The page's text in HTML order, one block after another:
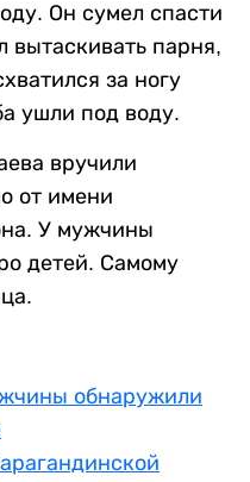
Он сумел спасти
вытаскивать парня,
за ногу
ушли под воду.
вручили
от имени
У мужчины
детей. Самому
обнаружили